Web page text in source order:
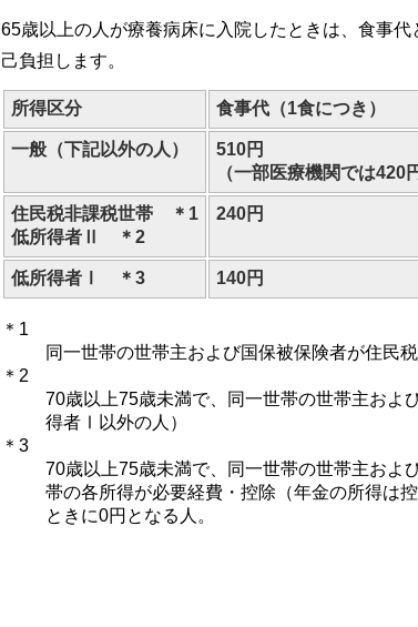
65歳以上の人が療養病床に入院したときは、食事
己負担します。
所得区分 食事代（1食につき）
一般（下記以外の人）
510円
（一部医療機関では420
住民税非課税世帯 ＊1
低所得者Ⅱ ＊2
240円
低所得者Ⅰ ＊3 140円
＊1
同一世帯の世帯主および国保被保険者が住民
＊2
70歳以上75歳未満で、同一世帯の世帯主およ
得者Ⅰ以外の人）
＊3
70歳以上75歳未満で、同一世帯の世帯主およ
帯の各所得が必要経費・控除（年金の所得は
ときに0円となる人。